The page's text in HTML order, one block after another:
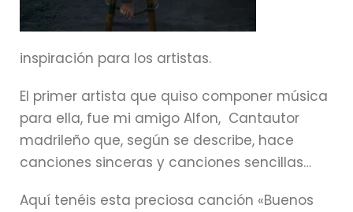
inspiración para los artistas.
El primer artista que quiso componer música
para ella, fue mi amigo Alfon, Cantautor
madrileño que, según se describe, hace
canciones sinceras y canciones sencillas…
Aquí tenéis esta preciosa canción «Buenos